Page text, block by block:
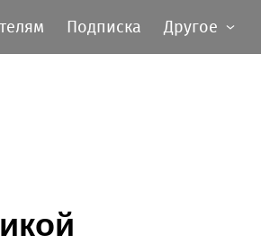
Подписка Другое